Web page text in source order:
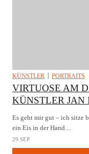
KÜNSTLER PORTRAITS
VIRTUOSE AM
KÜNSTLER JAN
Es geht mir gut – ich sitze
ein Eis in der Hand....
29 SEP.